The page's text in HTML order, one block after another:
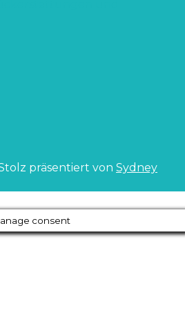
präsentiert von Sydney
consent